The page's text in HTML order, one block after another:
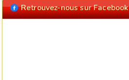
Retrouvez-nous sur Facebook